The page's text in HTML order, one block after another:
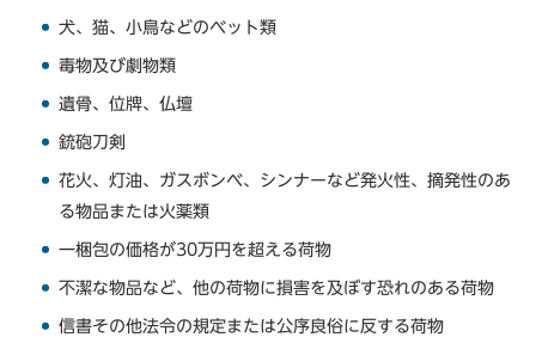
犬、猫、小鳥などのベット類
毒物及び劇物類
遺骨、位牌、仏壇
銃砲刀剣
花火、灯油、ガスボンベ、シンナーなど発火性、摘発性のあ
る物品または火薬類
一梱包の価格が30万円を超える荷物
不潔な物品など、他の荷物に損害を及ぼす恐れのある荷物
信書その他法令の規定または公序良俗に反する荷物